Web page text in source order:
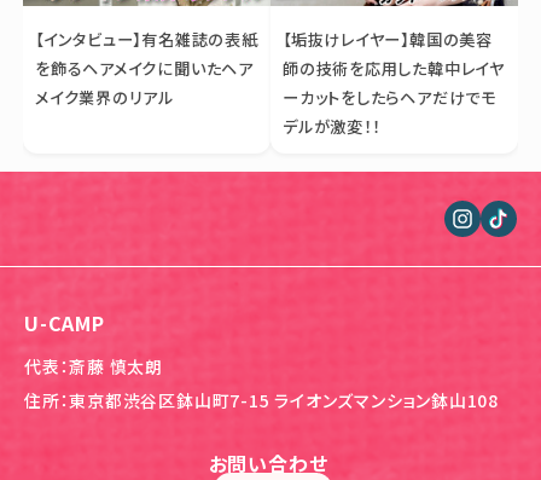
【インタビュー】有名雑誌の表紙
を飾るヘアメイクに聞いたヘア
メイク業界のリアル
【垢抜けレイヤー】韓国の美容
師の技術を応用した韓中レイヤ
ーカットをしたらヘアだけでモ
デルが激変！！
U-CAMP
代表：斎藤 慎太朗
住所：東京都渋谷区鉢山町7-15 ライオンズマンション鉢山108
お問い合わせ